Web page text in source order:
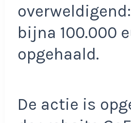
bijna 100.000
opgehaald.
De actie is